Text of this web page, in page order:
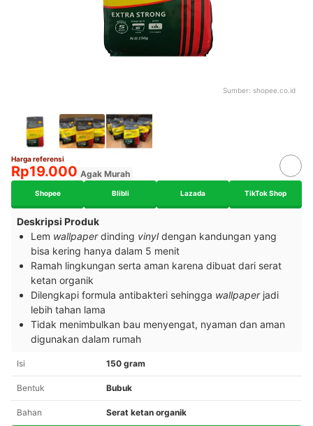
Sumber: shopee.co.id
Harga referensi
Rp19.000 Agak Murah
Shopee Blibli Lazada TikTok Shop
Deskripsi Produk
Lem wallpaperdinding vinyldengan kandungan yang
bisa kering hanya dalam 5 menit
Ramah lingkungan serta aman karena dibuat dari serat
ketan organik
Dilengkapi formula antibakteri sehingga wallpaper jadi
lebih tahan lama
Tidak menimbulkan bau menyengat, nyaman dan aman
digunakan dalam rumah
Isi 150 gram
Bentuk Bubuk
Bahan Serat ketan organik